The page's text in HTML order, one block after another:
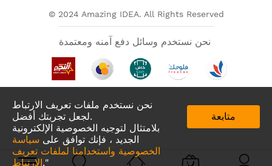
نحن نستخدم ملفات تعريف الارتباط
لجعل تجربتك أفضل.
بلامتثال لتوجيه الخصوصية الإلكترونية
الجديد ، فإنك توافق على سياسة
الخصوصية واستخدامنا لملفات تعريف
الارتباط."
متابعة
© 2024 Amazing IDEA. All Rights Reserved
تطبيقات لدينا في